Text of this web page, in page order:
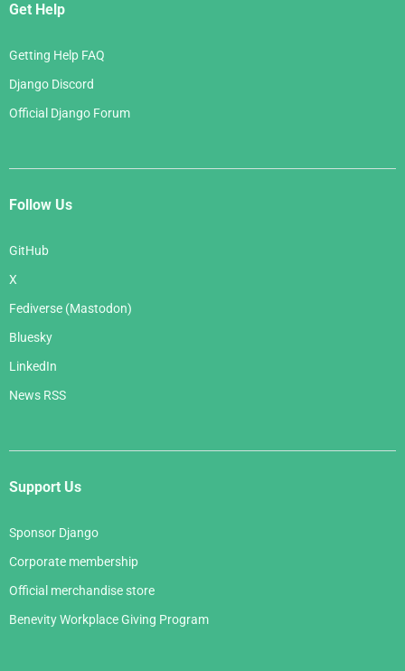
Get Help
Getting Help FAQ
Django Discord
Official Django Forum
Follow Us
GitHub
X
Fediverse (Mastodon)
Bluesky
LinkedIn
News RSS
Support Us
Sponsor Django
Corporate membership
Official merchandise store
Benevity Workplace Giving Program